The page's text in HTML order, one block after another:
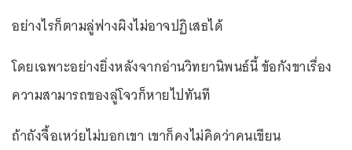
อย่างไรก็ตามลู่ฟางผิงไม่อาจปฏิเสธได้
โดยเฉพาะอย่างยิ่งหลังจากอ่านวิทยานิพนธ์นี้ ข้อกังขาเรื่อง
ความสามารถของลู่โจวก็หายไปทันที
ถ้าถังจื้อเหว่ยไม่บอกเขา เขาก็คงไม่คิดว่าคนเขียน